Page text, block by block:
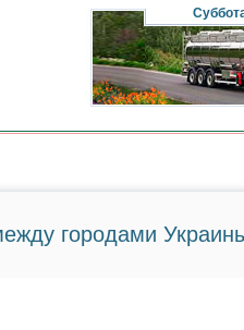
городами